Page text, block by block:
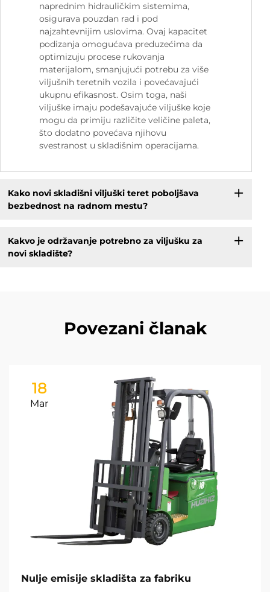
naprednim hidrauličkim sistemima,
osigurava pouzdan rad i pod
najzahtevnijim uslovima. Ovaj kapacitet
podizanja omogućava preduzećima da
optimizuju procese rukovanja
materijalom, smanjujući potrebu za više
viljušnih teretnih vozila i povećavajući
ukupnu efikasnost. Osim toga, naši
viljuške imaju podešavajuće viljuške koje
mogu da primiju različite veličine paleta,
što dodatno povećava njihovu
svestranost u skladišnim operacijama.
Kako novi skladišni viljuški teret poboljšava
bezbednost na radnom mestu?
Kakvo je održavanje potrebno za viljušku za
novi skladište?
Povezani članak
18
Mar
Nulje emisije skladišta za fabriku